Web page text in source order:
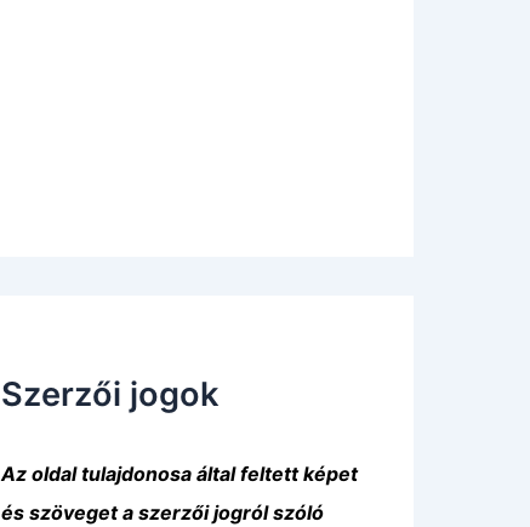
Szerzői jogok
Az oldal tulajdonosa által feltett képet
és szöveget a szerzői jogról szóló